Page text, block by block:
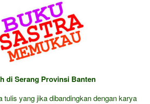
di Serang Provinsi Banten
tulis yang jika dibandingkan dengan karya